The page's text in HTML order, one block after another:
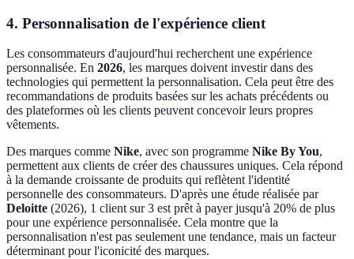
4. Personnalisation de l'expérience client
Les consommateurs d'aujourd'hui recherchent une expérience
personnalisée. En 2026, les marques doivent investir dans des
technologies qui permettent la personnalisation. Cela peut être des
recommandations de produits basées sur les achats précédents ou
des plateformes où les clients peuvent concevoir leurs propres
vêtements.
Des marques comme Nike, avec son programme Nike By You,
permettent aux clients de créer des chaussures uniques. Cela répond
à la demande croissante de produits qui reflètent l'identité
personnelle des consommateurs. D'après une étude réalisée par
Deloitte (2026), 1 client sur 3 est prêt à payer jusqu'à 20% de plus
pour une expérience personnalisée. Cela montre que la
personnalisation n'est pas seulement une tendance, mais un facteur
déterminant pour l'iconicité des marques.